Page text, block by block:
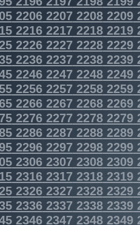
2206220722082209
2216221722182219
2226222722282229
2236223722382239
2246224722482249
2256225722582259
22662267 22682269
2276227722782279
22862287 22882289
22962297 22982299
23062307 23082309
2316231723182319
23262327 23282329
23362337 23382339
23462347 23482349